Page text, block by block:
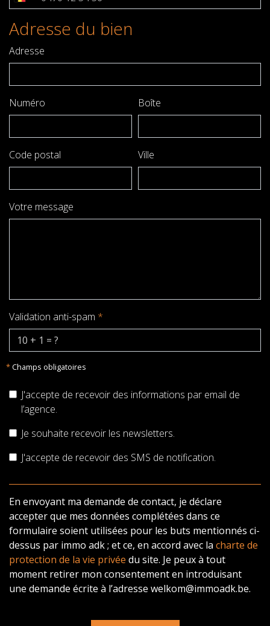
Adresse du bien
Adresse
Numéro Boîte
Code postal Ville
Votre message
Validation anti-spam *
*Champs obligatoires
J'accepte de recevoir des informations par email de
l’agence.
Je souhaite recevoir les newsletters.
J'accepte de recevoir des SMS de notification.
En envoyant ma demande de contact, je déclare
accepter que mes données complétées dans ce
formulaire soient utilisées pour les buts mentionnés ci-
dessus par immo adk ; et ce, en accord avec la charte de
protection de la vie privée du site. Je peux à tout
moment retirer mon consentement en introduisant
une demande écrite à l’adresse welkom@immoadk.be.